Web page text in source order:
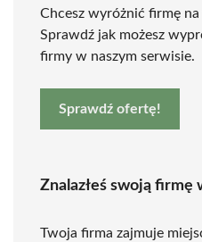
Chcesz wyróżnić firmę
Sprawdź jak możesz
firmy w naszym serwisie.
Sprawdź ofertę!
Znalazłeś swoją firmę
Twoja firma zajmuje